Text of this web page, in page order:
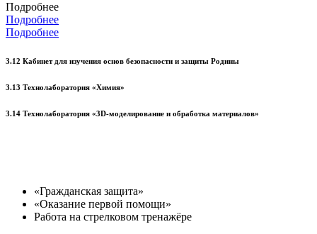
Подробнее
Подробнее
Подробнее
3.12 Кабинет для изучения основ безопасности и защиты Родины
3.13 Технолаборатория «Химия»
3.14 Технолаборатория «3D-моделирование и обработка материалов»
«Гражданская защита»
«Оказание первой помощи»
Работа на стрелковом тренажёре